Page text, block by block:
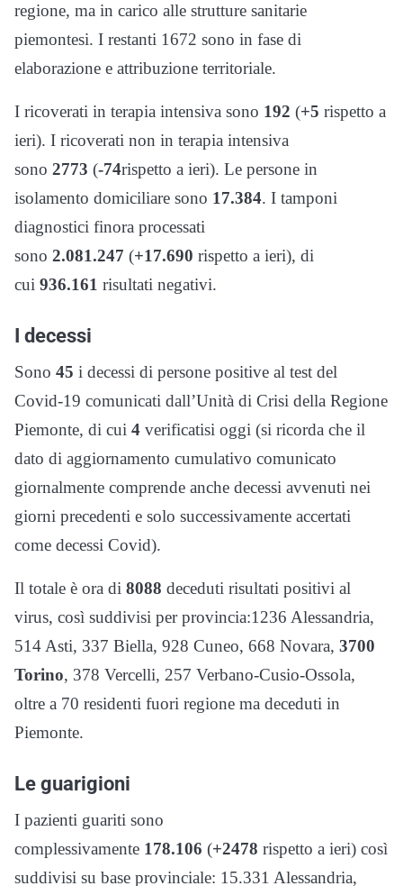
regione, ma in carico alle strutture sanitarie
piemontesi. I restanti 1672 sono in fase di
elaborazione e attribuzione territoriale.
I ricoverati in terapia intensiva sono 192 (+5 rispetto a
ieri). I ricoverati non in terapia intensiva
sono 2773 (-74rispetto a ieri). Le persone in
isolamento domiciliare sono 17.384. I tamponi
diagnostici finora processati
sono 2.081.247 (+17.690 rispetto a ieri), di
cui 936.161 risultati negativi.
I decessi
Sono 45 i decessi di persone positive al test del
Covid-19 comunicati dall’Unità di Crisi della Regione
Piemonte, di cui 4 verificatisi oggi (si ricorda che il
dato di aggiornamento cumulativo comunicato
giornalmente comprende anche decessi avvenuti nei
giorni precedenti e solo successivamente accertati
come decessi Covid).
Il totale è ora di 8088 deceduti risultati positivi al
virus, così suddivisi per provincia:1236 Alessandria,
514 Asti, 337 Biella, 928 Cuneo, 668 Novara, 3700
Torino, 378 Vercelli, 257 Verbano-Cusio-Ossola,
oltre a 70 residenti fuori regione ma deceduti in
Piemonte.
Le guarigioni
I pazienti guariti sono
complessivamente 178.106 (+2478 rispetto a ieri) così
suddivisi su base provinciale: 15.331 Alessandria,